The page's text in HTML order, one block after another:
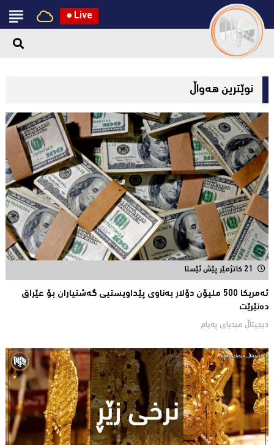
● Live
نوێترین هەواڵ
21 کاتژمێر پێش ئێستا
ئەمریكا 500 ملیۆن دۆلار بەناوى پێداویستیی گەشتیاران بۆ عێراق
دەنێرێت
دیجیتاڵ میدیاى پەیام